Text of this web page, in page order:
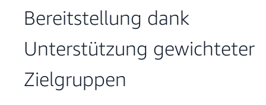
Bereitstellung dank
Unterstützung gewichteter
Zielgruppen